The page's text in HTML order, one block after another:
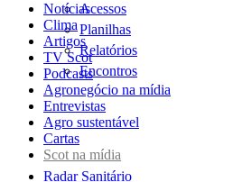
Acessos
Planilhas
Relatórios
Encontros
Notícias
Clima
Artigos
TV Scot
Podcasts
Agronegócio na mídia
Entrevistas
Agro sustentável
Cartas
Scot na mídia
Radar Sanitário